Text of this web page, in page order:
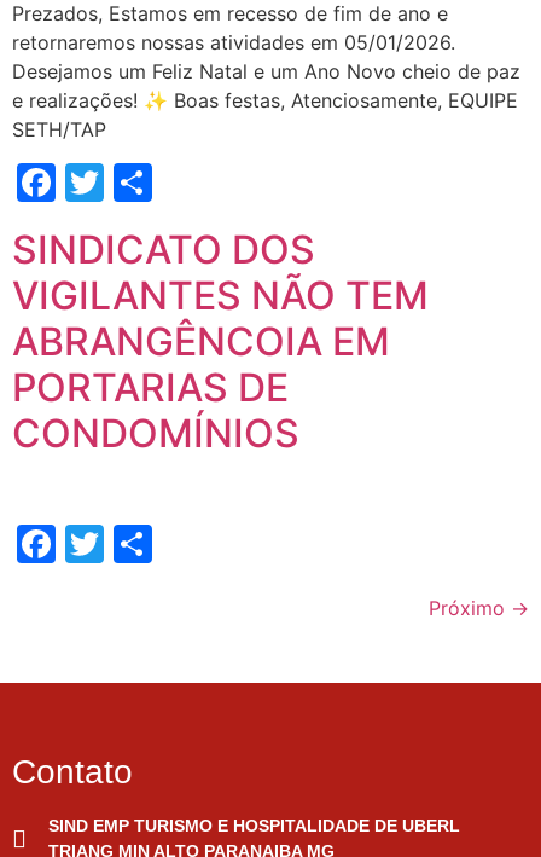
Prezados, Estamos em recesso de fim de ano e
retornaremos nossas atividades em 05/01/2026.
Desejamos um Feliz Natal e um Ano Novo cheio de paz
e realizações! ✨ Boas festas, Atenciosamente, EQUIPE
SETH/TAP
Facebook
Twitter
SINDICATO DOS
VIGILANTES NÃO TEM
ABRANGÊNCOIA EM
PORTARIAS DE
CONDOMÍNIOS
Facebook
Twitter
Próximo →
Contato
SIND EMP TURISMO E HOSPITALIDADE DE UBERL
TRIANG MIN ALTO PARANAIBA MG